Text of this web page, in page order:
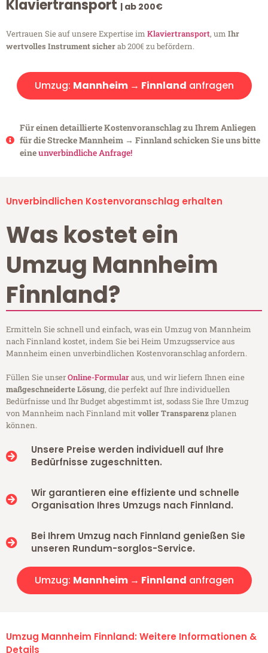
Klaviertransport | ab 200€
Vertrauen Sie auf unsere Expertise im Klaviertransport, um Ihr
wertvolles Instrument sicherab 200€ zu befördern.
Umzug: Mannheim → Finnland anfragen
Für einen detaillierte Kostenvoranschlag zu Ihrem Anliegen
für die Strecke Mannheim → Finnland schicken Sie uns bitte
eineunverbindliche Anfrage!
Unverbindlichen Kostenvoranschlag erhalten
Was kostet ein
Umzug Mannheim
Finnland?
Ermitteln Sie schnell und einfach, was ein Umzug von Mannheim
nach Finnland kostet, indem Sie bei Heim Umzugsservice aus
Mannheim einen unverbindlichen Kostenvoranschlag anfordern.
Füllen Sie unserOnline-Formularaus, und wir liefern Ihnen eine
maßgeschneiderte Lösung, die perfekt auf Ihre individuellen
Bedürfnisse und Ihr Budget abgestimmt ist, sodass Sie Ihre Umzug
von Mannheim nach Finnland mitvoller Transparenzplanen
können.
Unsere Preise werden individuell auf Ihre
Bedürfnisse zugeschnitten.
Wir garantieren eine effiziente und schnelle
Organisation Ihres Umzugs nach Finnland.
Bei Ihrem Umzug nach Finnland genießen Sie
unseren Rundum-sorglos-Service.
Umzug: Mannheim → Finnland anfragen
Umzug Mannheim Finnland: Weitere Informationen &
Details